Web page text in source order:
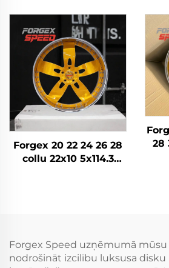
8x180 8x6.5 6x5.5 5x5
Kravas auto riteņi
Forgex 20 22 24 26 28
collu 22x10 5x114.3
28
Forgex Speed uzņēmumā
nodrošināt izcilību luksusa disku